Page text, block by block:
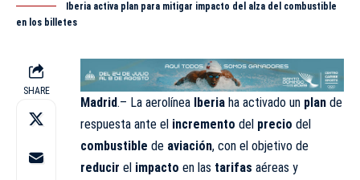
Iberia activa plan para mitigar impacto del alza del combustible
en los billetes
SHARE
Madrid.– La aerolínea Iberia ha activado un plan de
respuesta ante el incremento del precio del
combustible de aviación, con el objetivo de
reducir el impacto en las tarifas aéreas y